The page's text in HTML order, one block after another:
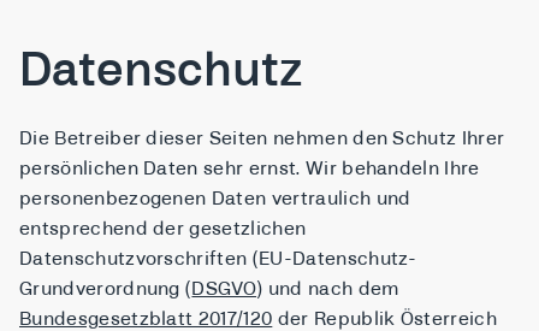
Datenschutz
Die Betreiber dieser Seiten nehmen den Schutz Ihrer
persönlichen Daten sehr ernst. Wir behandeln Ihre
personenbezogenen Daten vertraulich und
entsprechend der gesetzlichen
Datenschutzvorschriften (EU-Datenschutz-
Grundverordnung (DSGVO) und nach dem
Bundesgesetzblatt 2017/120 der Republik Österreich